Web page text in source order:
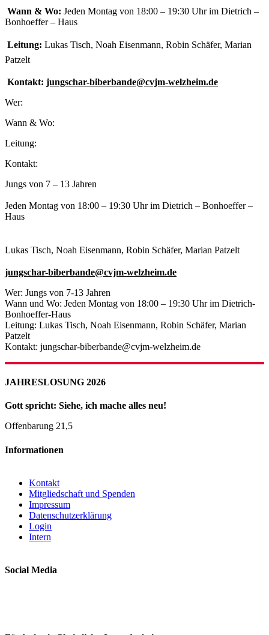
Wann & Wo: Jeden Montag von 18:00 – 19:30 Uhr im Dietrich –
Bonhoeffer – Haus
Leitung: Lukas Tisch, Noah Eisenmann, Robin Schäfer, Marian
Patzelt
Kontakt: jungschar-biberbande@cvjm-welzheim.de
Wer:
Wann & Wo:
Leitung:
Kontakt:
Jungs von 7 – 13 Jahren
Jeden Montag von 18:00 – 19:30 Uhr im Dietrich – Bonhoeffer –
Haus
Lukas Tisch, Noah Eisenmann, Robin Schäfer, Marian Patzelt
jungschar-biberbande@cvjm-welzheim.de
Wer: Jungs von 7-13 Jahren
Wann und Wo: Jeden Montag von 18:00 – 19:30 Uhr im Dietrich-
Bonhoeffer-Haus
Leitung: Lukas Tisch, Noah Eisenmann, Robin Schäfer, Marian
Patzelt
Kontakt: jungschar-biberbande@cvjm-welzheim.de
JAHRESLOSUNG 2026
Gott spricht: Siehe, ich mache alles neu!
Offenbarung 21,5
Informationen
Kontakt
Mitgliedschaft und Spenden
Impressum
Datenschutzerklärung
Login
Intern
Social Media